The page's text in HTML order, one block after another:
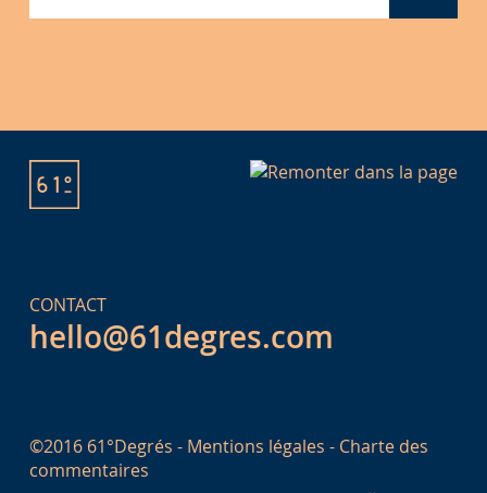
CONTACT
hello@61degres.com
©2016 61°Degrés - Mentions légales - Charte des
commentaires